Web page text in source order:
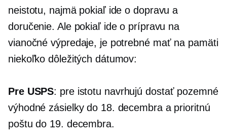
neistotu, najmä pokiaľ ide o dopravu a
doručenie. Ale pokiaľ ide o prípravu na
vianočné výpredaje, je potrebné mať na pamäti
niekoľko dôležitých dátumov:
Pre USPS: pre istotu navrhujú dostať pozemné
výhodné zásielky do 18. decembra a prioritnú
poštu do 19. decembra.